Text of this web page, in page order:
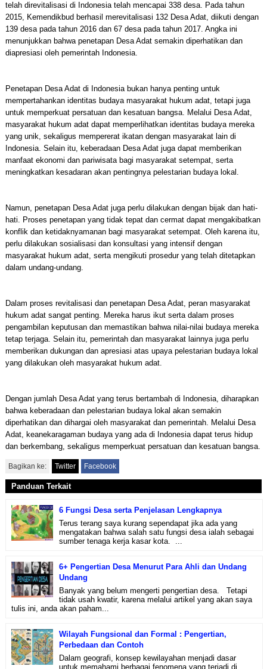
telah direvitalisasi di Indonesia telah mencapai 338 desa. Pada tahun
2015, Kemendikbud berhasil merevitalisasi 132 Desa Adat, diikuti dengan
139 desa pada tahun 2016 dan 67 desa pada tahun 2017. Angka ini
menunjukkan bahwa penetapan Desa Adat semakin diperhatikan dan
diapresiasi oleh pemerintah Indonesia.
Penetapan Desa Adat di Indonesia bukan hanya penting untuk
mempertahankan identitas budaya masyarakat hukum adat, tetapi juga
untuk memperkuat persatuan dan kesatuan bangsa. Melalui Desa Adat,
masyarakat hukum adat dapat memperlihatkan identitas budaya mereka
yang unik, sekaligus mempererat ikatan dengan masyarakat lain di
Indonesia. Selain itu, keberadaan Desa Adat juga dapat memberikan
manfaat ekonomi dan pariwisata bagi masyarakat setempat, serta
meningkatkan kesadaran akan pentingnya pelestarian budaya lokal.
Namun, penetapan Desa Adat juga perlu dilakukan dengan bijak dan hati-
hati. Proses penetapan yang tidak tepat dan cermat dapat mengakibatkan
konflik dan ketidaknyamanan bagi masyarakat setempat. Oleh karena itu,
perlu dilakukan sosialisasi dan konsultasi yang intensif dengan
masyarakat hukum adat, serta mengikuti prosedur yang telah ditetapkan
dalam undang-undang.
Dalam proses revitalisasi dan penetapan Desa Adat, peran masyarakat
hukum adat sangat penting. Mereka harus ikut serta dalam proses
pengambilan keputusan dan memastikan bahwa nilai-nilai budaya mereka
tetap terjaga. Selain itu, pemerintah dan masyarakat lainnya juga perlu
memberikan dukungan dan apresiasi atas upaya pelestarian budaya lokal
yang dilakukan oleh masyarakat hukum adat.
Dengan jumlah Desa Adat yang terus bertambah di Indonesia, diharapkan
bahwa keberadaan dan pelestarian budaya lokal akan semakin
diperhatikan dan dihargai oleh masyarakat dan pemerintah. Melalui Desa
Adat, keanekaragaman budaya yang ada di Indonesia dapat terus hidup
dan berkembang, sekaligus memperkuat persatuan dan kesatuan bangsa.
Bagikan ke: Twitter Facebook
Panduan Terkait
6 Fungsi Desa serta Penjelasan Lengkapnya
Terus terang saya kurang sependapat jika ada yang
mengatakan bahwa salah satu fungsi desa ialah sebagai
sumber tenaga kerja kasar kota. ...
6+ Pengertian Desa Menurut Para Ahli dan Undang
Undang
Banyak yang belum mengerti pengertian desa. Tetapi
tidak usah kwatir, karena melalui artikel yang akan saya
tulis ini, anda akan paham...
Wilayah Fungsional dan Formal : Pengertian,
Perbedaan dan Contoh
Dalam geografi, konsep kewilayahan menjadi dasar
untuk memahami berbagai fenomena yang terjadi di